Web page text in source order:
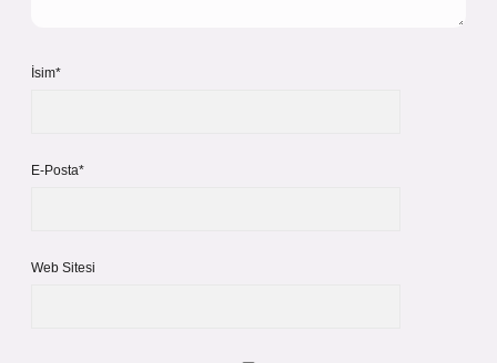
İsim*
E-Posta*
Web Sitesi